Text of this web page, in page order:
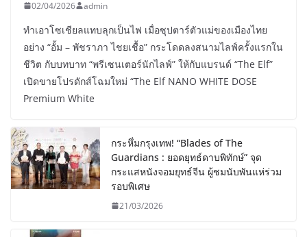
02/04/2026 admin
ทำเอาโซเชียลแทบลุกเป็นไฟ เมื่อซุปตาร์ตัวแม่ของเมืองไทย
อย่าง “อั้ม – พัชราภา ไชยเชื้อ” กระโดดลงสนามไลฟ์ครั้งแรกใน
ชีวิต กับบทบาท “พรีเซนเตอร์นักไลฟ์” ให้กับแบรนด์ “The Elf”
เปิดขายโปรดักส์โฉมใหม่ “The Elf NANO WHITE DOSE
Premium White
กระหึ่มกรุงเทพ! “Blades of The
Guardians : ยอดยุทธ์ดาบพิทักษ์” จุด
กระแสหนังจอมยุทธ์จีน ผู้ชมนับพันแห่ร่วม
รอบพิเศษ
21/03/2026